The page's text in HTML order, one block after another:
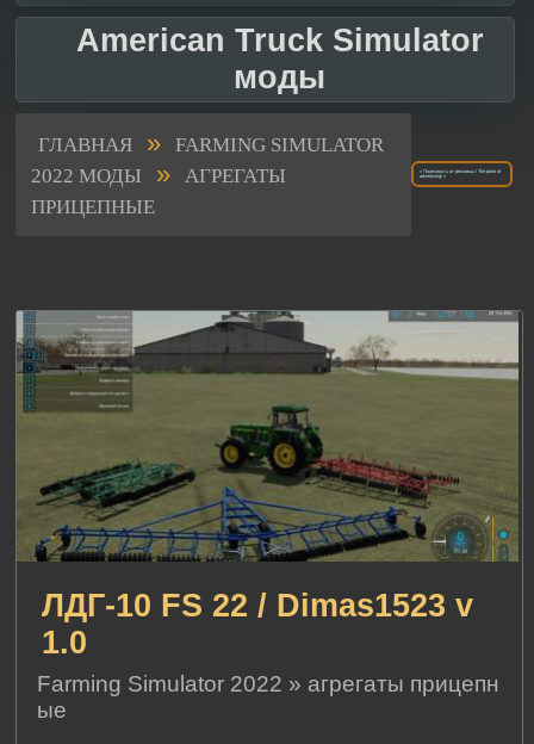
American Truck Simulator
моды
ГЛАВНАЯ »
FARMING SIMULATOR
2022 МОДЫ
»
АГРЕГАТЫ
ПРИЦЕПНЫЕ
« Полезность от рекламы / The point of
advertising! »
ЛДГ-10 FS 22 / Dimas1523 v
1.0
Farming Simulator 2022 » агрегаты прицепн
ые